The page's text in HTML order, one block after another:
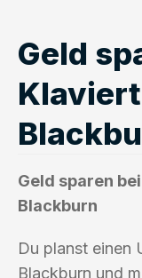
Geld
Geld sparen
Blackburn
Du planst einen
Blackburn und